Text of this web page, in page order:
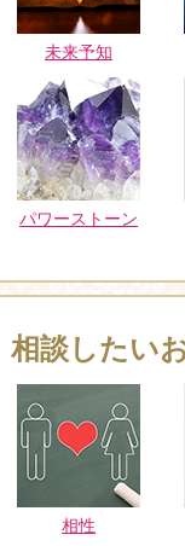
未来予知
パワーストーン
相談したい
相性